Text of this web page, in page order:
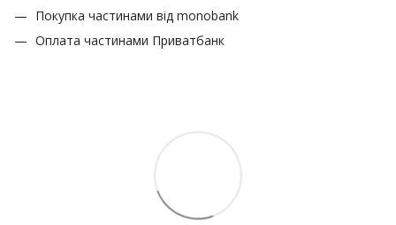
Покупка частинами від monobank
Оплата частинами Приватбанк